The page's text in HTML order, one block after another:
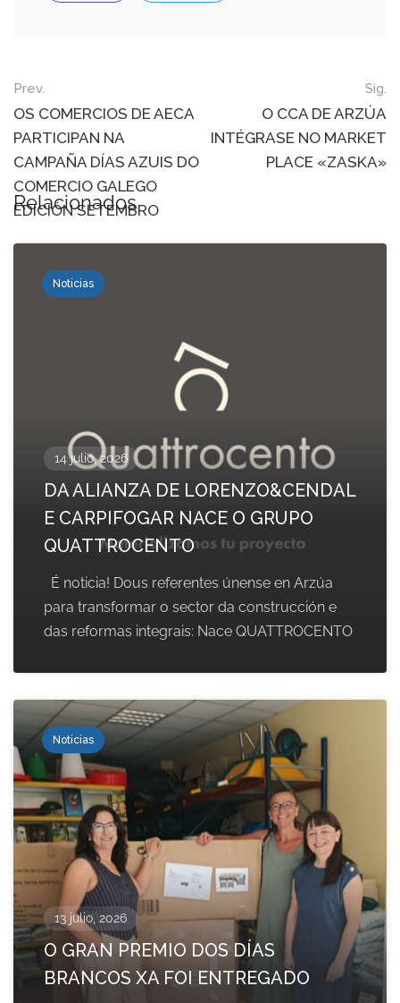
Post
navigation
Prev.
OS COMERCIOS DE AECA
PARTICIPAN NA
CAMPAÑA DÍAS AZUIS DO
COMERCIO GALEGO
EDICIÓN SETEMBRO
Sig.
O CCA DE ARZÚA
INTÉGRASE NO MARKET
PLACE «ZASKA»
Relacionados
Noticias
14 julio, 2026
DA ALIANZA DE LORENZO&CENDAL
E CARPIFOGAR NACE O GRUPO
QUATTROCENTO
É noticia! Dous referentes únense en Arzúa
para transformar o sector da construcción e
das reformas integrais: Nace QUATTROCENTO
Noticias
13 julio, 2026
O GRAN PREMIO DOS DÍAS
BRANCOS XA FOI ENTREGADO